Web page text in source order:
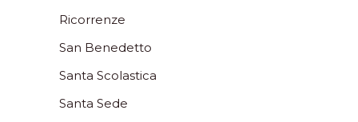
Ricorrenze
San Benedetto
Santa Scolastica
Santa Sede